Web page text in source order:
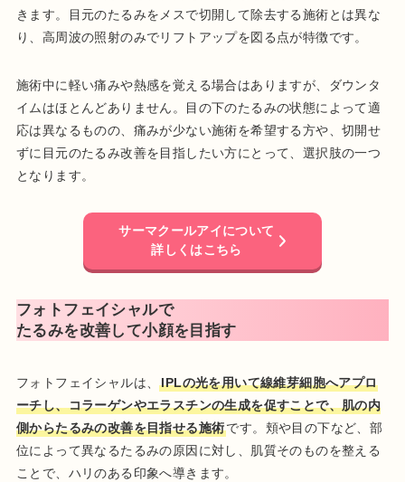
きます。目元のたるみをメスで切開して除去する施術とは異な
り、高周波の照射のみでリフトアップを図る点が特徴です。
施術中に軽い痛みや熱感を覚える場合はありますが、ダウンタ
イムはほとんどありません。目の下のたるみの状態によって適
応は異なるものの、痛みが少ない施術を希望する方や、切開せ
ずに目元のたるみ改善を目指したい方にとって、選択肢の一つ
となります。
サーマクールアイについて
詳しくはこちら
フォトフェイシャルで
たるみを改善して小顔を目指す
フォトフェイシャルは、IPLの光を用いて線維芽細胞へアプロ
ーチし、コラーゲンやエラスチンの生成を促すことで、肌の内
側からたるみの改善を目指せる施術です。頬や目の下など、部
位によって異なるたるみの原因に対し、肌質そのものを整える
ことで、ハリのある印象へ導きます。